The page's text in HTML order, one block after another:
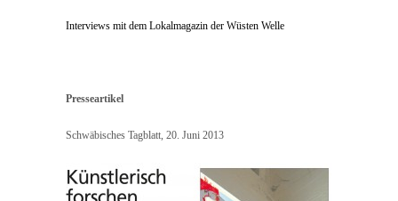
Interviews mit dem Lokalmagazin der Wüsten Welle
Presseartikel
Schwäbisches Tagblatt, 20. Juni 2013